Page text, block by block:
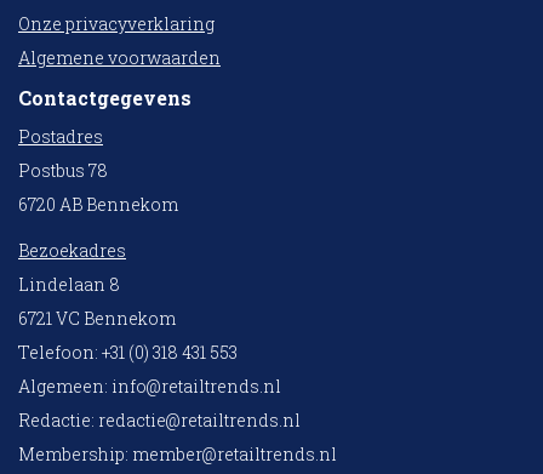
Onze privacyverklaring
Algemene voorwaarden
Contactgegevens
Postadres
Postbus 78
6720 AB Bennekom
Bezoekadres
Lindelaan 8
6721 VC Bennekom
Telefoon: +31 (0) 318 431 553
Algemeen: info@retailtrends.nl
Redactie: redactie@retailtrends.nl
Membership: member@retailtrends.nl